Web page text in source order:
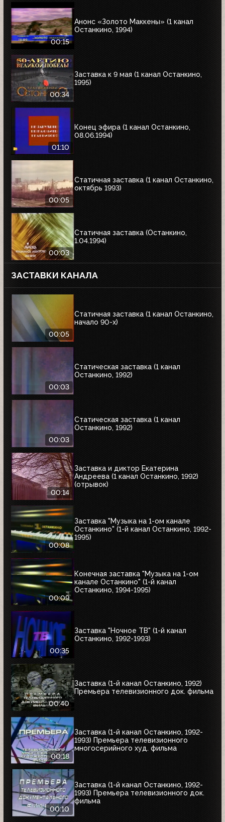
00:15
Анонс «Золото Маккены» (1 канал
Останкино, 1994)
00:34
Заставка к 9 мая (1 канал Останкино,
1995)
01:10
Конец эфира (1 канал Останкино,
08.06.1994)
00:05
Статичная заставка (1 канал Останкино,
октябрь 1993)
00:03
Статичная заставка (Останкино,
1.04.1994)
ЗАСТАВКИ КАНАЛА
00:05
Статичная заставка (1 канал Останкино,
начало 90-х)
00:03
Статическая заставка (1 канал
Останкино, 1992)
00:03
Статическая заставка (1 канал
Останкино, 1992)
00:14
Заставка и диктор Екатерина
Андреева (1 канал Останкино, 1992)
(отрывок)
00:08
Заставка "Музыка на 1-ом канале
Останкино" (1-й канал Останкино, 1992-
1995)
00:09
Конечная заставка "Музыка на 1-ом
канале Останкино" (1-й канал
Останкино, 1994-1995)
00:35
Заставка "Ночное ТВ" (1-й канал
Останкино, 1992-1993)
00:40
Заставка (1-й канал Останкино, 1992)
Премьера телевизионного док. фильма
00:18
Заставка (1-й канал Останкино, 1992-
1993) Премьера телевизионного
многосерийного худ. фильма
00:10
Заставка (1-й канал Останкино, 1992-
1993) Премьера телевизионного док.
фильма